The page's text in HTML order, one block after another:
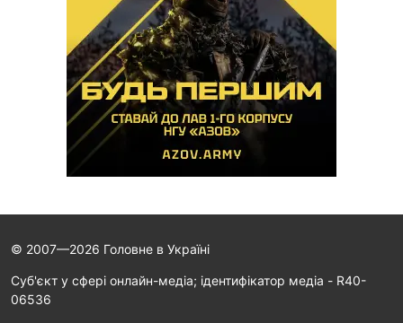
© 2007—2026 Головне в Україні
Cуб'єкт у сфері онлайн-медіа; ідентифікатор медіа - R40-
06536